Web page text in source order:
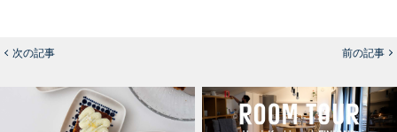
次の記事 前の記事